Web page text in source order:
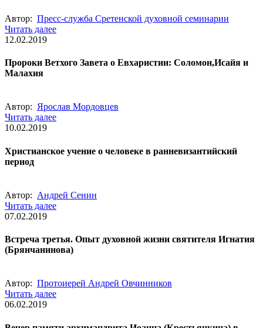
Автор: Пресс-служба Сретенской духовной семинарии
Читать далее
12.02.2019
Пророки Ветхого Завета о Евхаристии: Соломон,Исайя и
Малахия
Автор: Ярослав Мордовцев
Читать далее
10.02.2019
Христианское учение о человеке в ранневизантийский
период
Автор: Андрей Сенин
Читать далее
07.02.2019
Встреча третья. Опыт духовной жизни святителя Игнатия
(Брянчанинова)
Автор: Протоиерей Андрей Овчинников
Читать далее
06.02.2019